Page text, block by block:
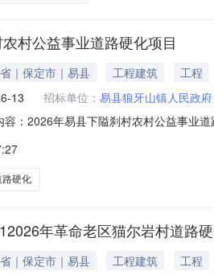
村公益事业道路硬化项目
｜保定市｜易县 工程建筑
工程
13 招标单位： 易县狼牙山镇人民政府
容：2026年易县下隘刹村农村公益事业
路硬化
年革命老区猫尔岩村道路
｜保定市｜易县 工程建筑 工程